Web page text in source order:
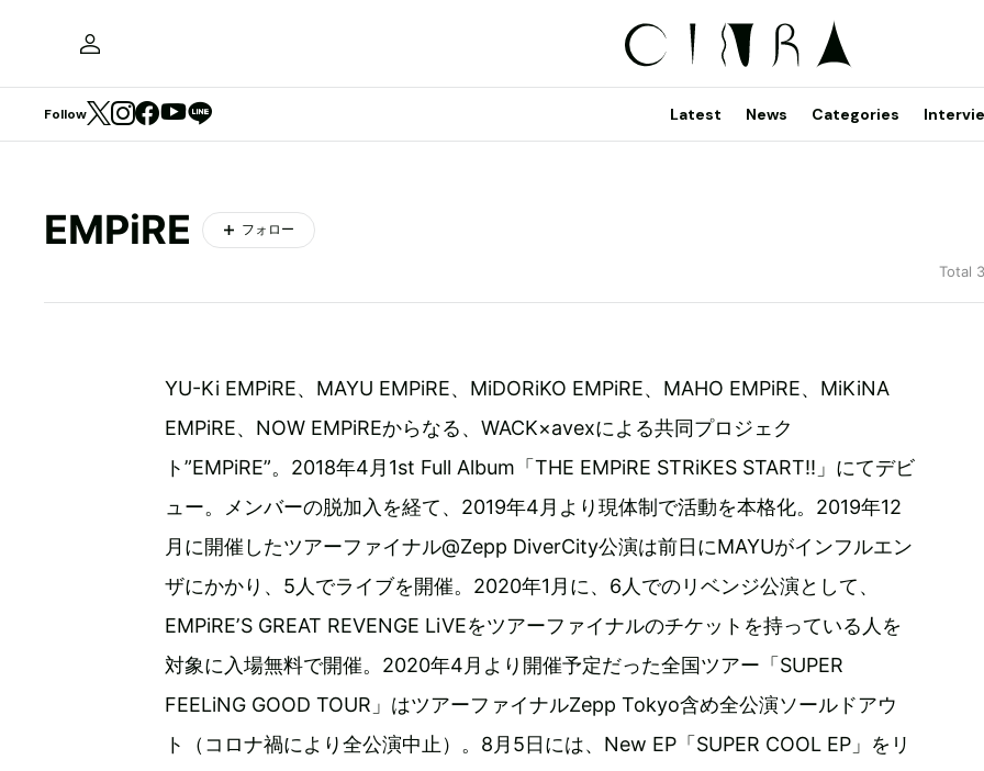
Follow Latest News Categories
EMPiRE フォロー
Total
YU-Ki EMPiRE、MAYU EMPiRE、MiDORiKO EMPiRE、MAHO EMPiRE、MiKiNA
EMPiRE、NOW EMPiREからなる、WACK×avexによる共同プロジェク
ト”EMPiRE”。2018年4月1st Full Album「THE EMPiRE STRiKES START!!」にてデビ
ュー。メンバーの脱加入を経て、2019年4月より現体制で活動を本格化。2019年12
月に開催したツアーファイナル@Zepp DiverCity公演は前日にMAYUがインフルエン
ザにかかり、5人でライブを開催。2020年1月に、6人でのリベンジ公演として、
EMPiREʼS GREAT REVENGE LiVEをツアーファイナルのチケットを持っている人を
対象に入場無料で開催。2020年4月より開催予定だった全国ツアー「SUPER
FEELiNG GOOD TOUR」はツアーファイナルZepp Tokyo含め全公演ソールドアウ
ト（コロナ禍により全公演中止）。8月5日には、New EP「SUPER COOL EP」をリ